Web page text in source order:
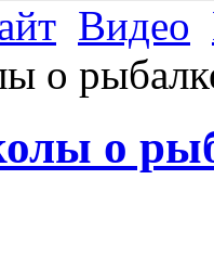
Видео
о
о